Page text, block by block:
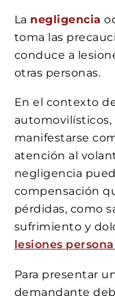
La negligencia
toma las
conduce a
otras personas.
En el contexto
automovilísticos,
manifestarse
atención al
negligencia
compensación
pérdidas, como
sufrimiento y
lesiones
Para presentar
demandante